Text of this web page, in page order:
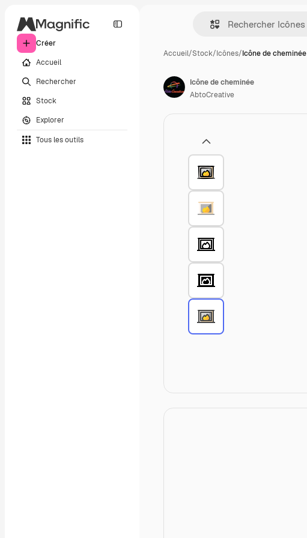
Créer
Accueil
Rechercher
Stock
Explorer
Tous les outils
Accueil/Stock/Icônes/Icône de cheminée
Icône de cheminée
AbtoCreative